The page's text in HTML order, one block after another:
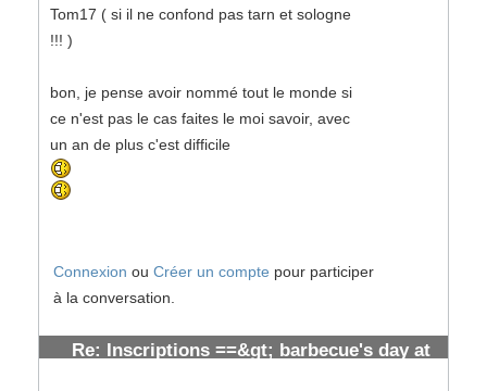
Tom17 ( si il ne confond pas tarn et sologne
!!! )
bon, je pense avoir nommé tout le monde si
ce n'est pas le cas faites le moi savoir, avec
un an de plus c'est difficile
Connexion ou Créer un compte pour participer
à la conversation.
Re: Inscriptions ==&gt; barbecue's day at